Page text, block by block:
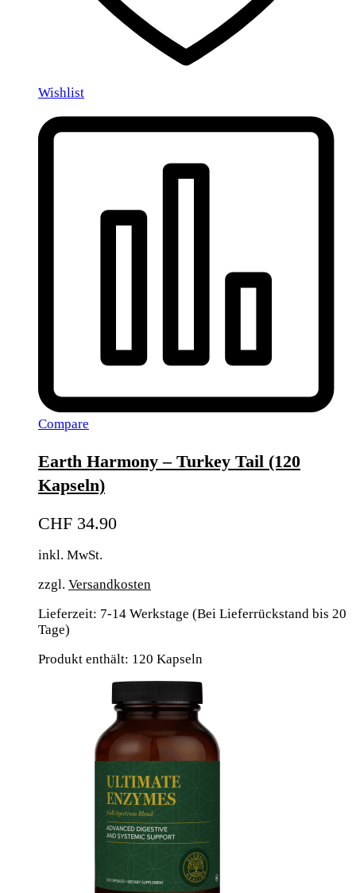
Wishlist
Compare
Earth Harmony – Turkey Tail (120
Kapseln)
CHF 34.90
inkl. MwSt.
zzgl. Versandkosten
Lieferzeit: 7-14 Werkstage (Bei Lieferrückstand bis 20
Tage)
Produkt enthält: 120 Kapseln